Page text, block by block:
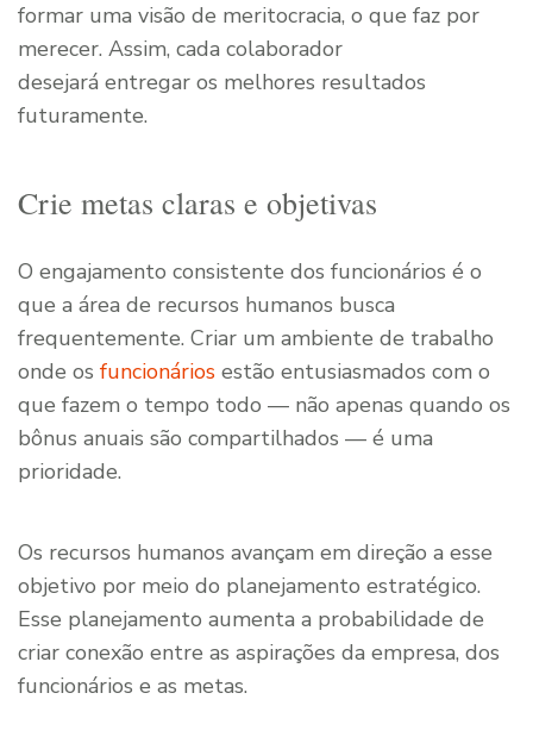
formar uma visão de meritocracia, o que faz por
merecer. Assim, cada colaborador
desejará entregar os melhores resultados
futuramente.
Crie metas claras e objetivas
O engajamento consistente dos funcionários é o
que a área de recursos humanos busca
frequentemente. Criar um ambiente de trabalho
onde os funcionários estão entusiasmados com o
que fazem o tempo todo — não apenas quando os
bônus anuais são compartilhados — é uma
prioridade.
Os recursos humanos avançam em direção a esse
objetivo por meio do planejamento estratégico.
Esse planejamento aumenta a probabilidade de
criar conexão entre as aspirações da empresa, dos
funcionários e as metas.